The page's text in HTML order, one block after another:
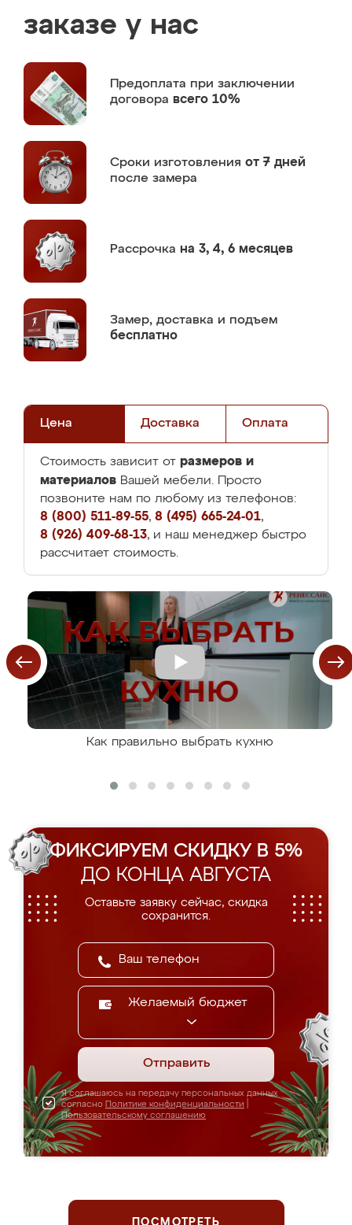
заказе у нас
Предоплата при заключении
договора всего 10%
Сроки изготовления от 7 дней
после замера
Рассрочка на 3, 4, 6 месяцев
Замер, доставка и подъем
бесплатно
Цена Доставка Оплата
Стоимость зависит от размеров и
материалов Вашей мебели. Просто
позвоните нам по любому из телефонов:
8 (800) 511-89-55, 8 (495) 665-24-01,
8 (926) 409-68-13, и наш менеджер быстро
рассчитает стоимость.
Как правильно выбрать кухню
ФИКСИРУЕМ СКИДКУ В 5%
ДО КОНЦА АВГУСТА
Оставьте заявку сейчас, скидка
сохранится.
Желаемый бюджет
Отправить
Я соглашаюсь на передачу персональных данных
согласно Политике конфиденциальности
Пользовательскому соглашению
ПОСМОТРЕТЬ